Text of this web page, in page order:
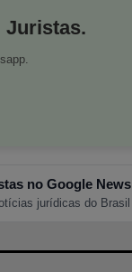
Juristas.
no Google News
jurídicas do Brasil